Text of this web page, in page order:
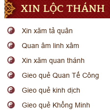
XIN LỘC THÁNH
Xin xăm tả quân
Quan âm linh xâm
Xin xăm quan thánh
Gieo quẻ Quan Tế Công
Gieo quẻ kinh dịch
Gieo quẻ Khổng Minh